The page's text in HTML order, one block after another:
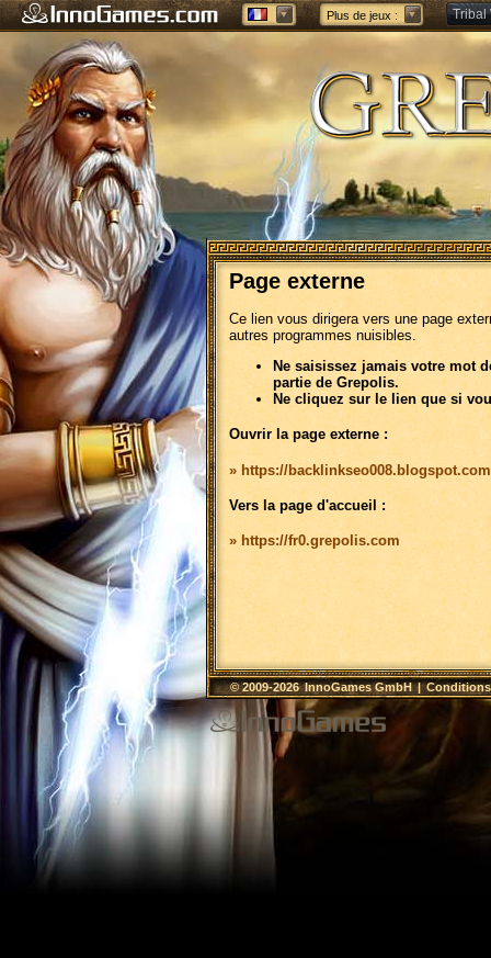
Plus de jeux : Tribal
Page externe
Ce lien vous dirigera vers une page
autres programmes nuisibles.
Ne saisissez jamais votre mot
partie de Grepolis.
Ne cliquez sur le lien que si
Ouvrir la page externe :
» https://backlinkseo008.blogspot.com
Vers la page d'accueil :
» https://fr0.grepolis.com
© 2009-2026InnoGames GmbH|